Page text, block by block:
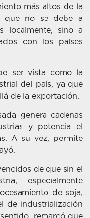
más altos de la
que no se debe a
localmente, sino a
con los países
ser vista como la
del país, ya que
de la exportación.
genera cadenas
y potencia el
A su vez, permite
de que sin el
especialmente
de soja,
de industrialización
remarcó que